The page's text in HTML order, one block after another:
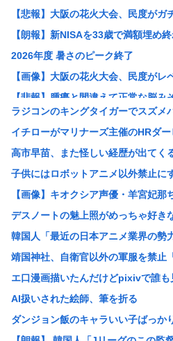
【悲報】大阪の花火大会、民度がガ
【朗報】新NISAを33歳で満額埋め
2026年度 暑さのピーク終了
【画像】大阪の花火大会、民度がレ
【悲報】腫瘍と間違えて正常な脳み
【悲報】大久保佳代子、100万円貢
【悲報】新NISA33歳で満額埋め終
【画像】道重さゆみのお乳wwwこれ
【画像】女子野球部員『星よつは』
女球審、高校球児にキレられてしま
中居正広、熊本地震直後に現地炊き
30歳で初めてできた彼女(32)が「ど
【悲報】免許取りたての娘さん、猛
【画像】 セブンイレブン、ついに神
平成ノブシコブシの吉村が生き残っ
世界初の超伝導量子熱機関…燃料も
ラジコンのキングタイガーでスズメ
イチローがマリナーズ主催のHRダ
高市早苗、また怪しい経歴が出てく
子供にはロボットアニメ以外禁止に
【画像】キオクシア声優・羊宮妃
デスノートの魅上照がめっちゃ好き
韓国人「最近の日本アニメ業界の勢
靖国神社、自衛官以外の軍服を禁止
エ口漫画描いたんだけどpixivで誰も
AI扱いされた絵師、筆を折る
ダンジョン飯のキャラいい子ばっか